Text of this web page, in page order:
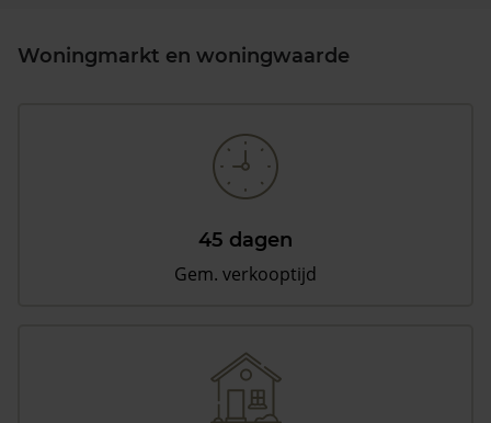
Woningmarkt en woningwaarde
45 dagen
Gem. verkooptijd